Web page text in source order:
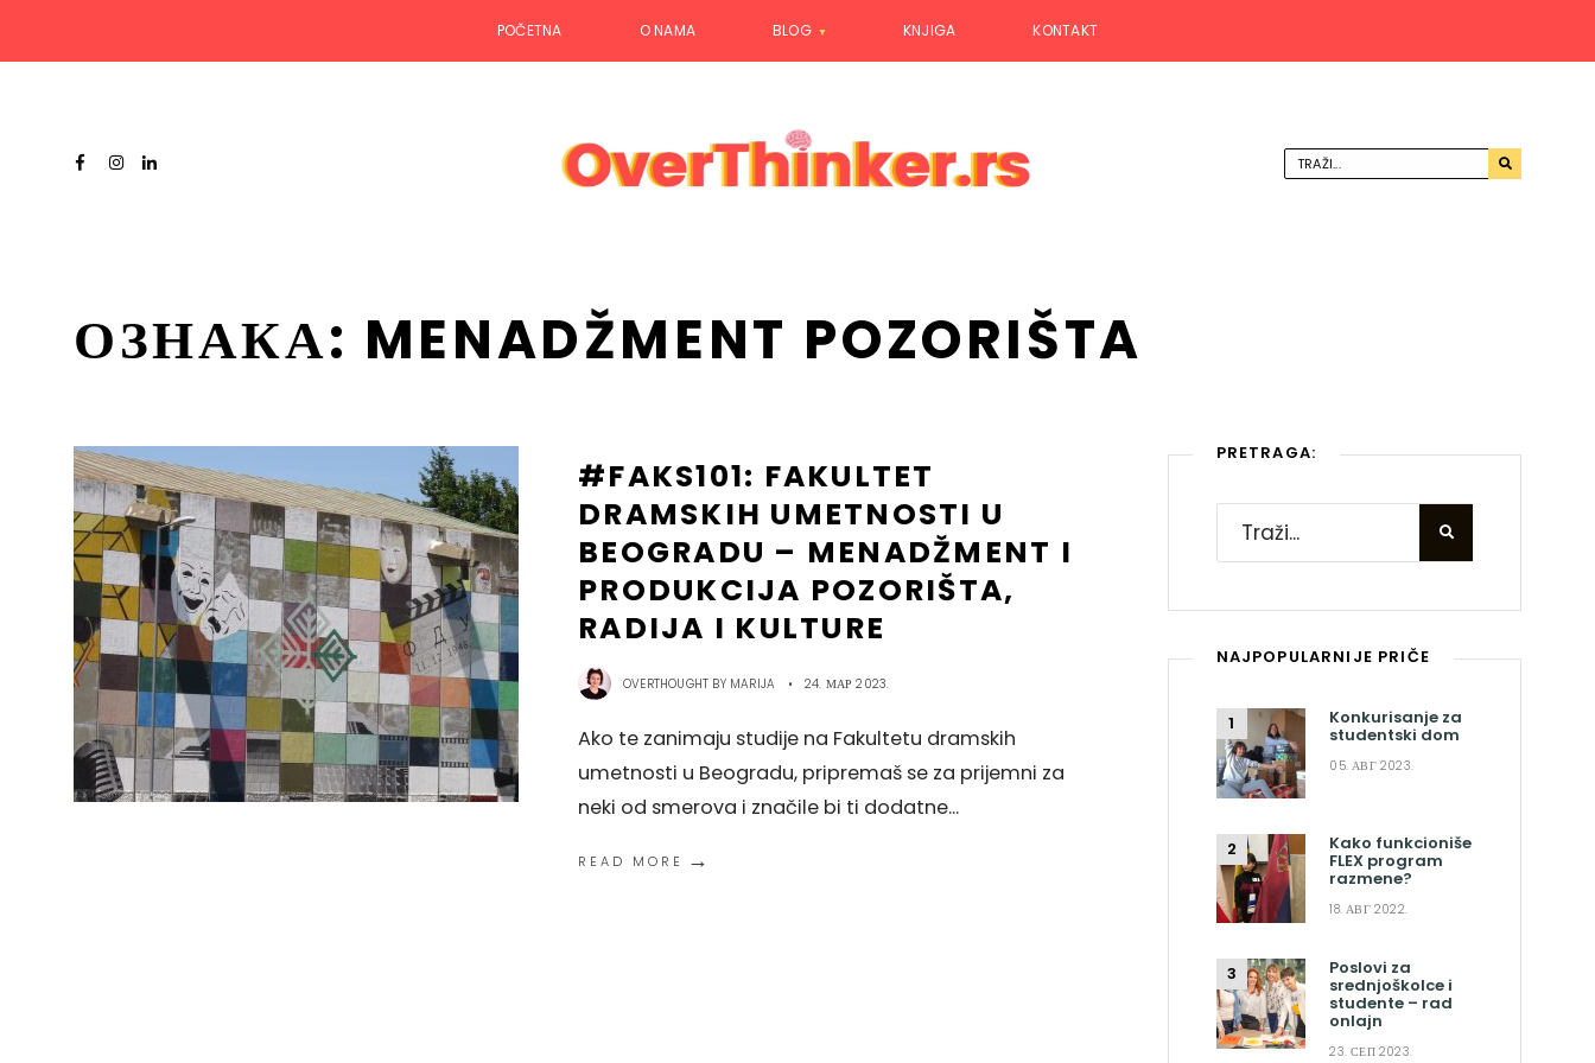
POČETNA O NAMA BLOG KNJIGA KONTAKT
ОЗНАКА: MENADŽMENT POZORIŠTA
#FAKS101: FAKULTET
DRAMSKIH UMETNOSTI U
BEOGRADU – MENADŽMENT I
PRODUKCIJA POZORIŠTA,
RADIJA I KULTURE
OVERTHOUGHT BY MARIJA • 24. МАР 2023.
Ako te zanimaju studije na Fakultetu dramskih
umetnosti u Beogradu, pripremaš se za prijemni za
neki od smerova i značile bi ti dodatne...
READ MORE →
PRETRAGA:
NAJPOPULARNIJE PRIČE
Konkurisanje za
studentski dom
05. АВГ 2023.
Kako funkcioniše
FLEX program
razmene?
18. АВГ 2022.
Poslovi za
srednjoškolce i
studente – rad
onlajn
23. СЕП 2023.